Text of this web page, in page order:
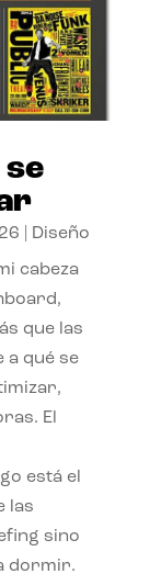
se
Diseño
cabeza
que las
a qué se
El
está el
las
sino
dormir.